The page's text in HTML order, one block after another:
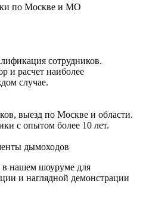
по Москве и МО
сотрудников.
и расчет наиболее
случае.
выезд по Москве и области.
с опытом более 10 лет.
дымоходов
в нашем шоуруме для
и наглядной демонстрации